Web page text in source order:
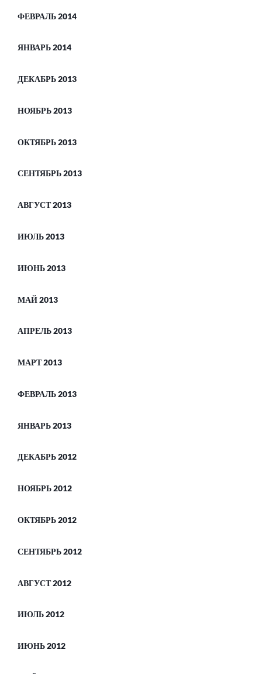
ФЕВРАЛЬ 2014
ЯНВАРЬ 2014
ДЕКАБРЬ 2013
НОЯБРЬ 2013
ОКТЯБРЬ 2013
СЕНТЯБРЬ 2013
АВГУСТ 2013
ИЮЛЬ 2013
ИЮНЬ 2013
МАЙ 2013
АПРЕЛЬ 2013
МАРТ 2013
ФЕВРАЛЬ 2013
ЯНВАРЬ 2013
ДЕКАБРЬ 2012
НОЯБРЬ 2012
ОКТЯБРЬ 2012
СЕНТЯБРЬ 2012
АВГУСТ 2012
ИЮЛЬ 2012
ИЮНЬ 2012